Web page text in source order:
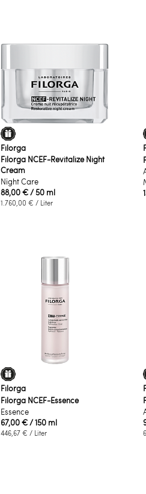
Filorga
Filorga NCEF-Revitalize Night
Cream
Night Care
88,00 €/ 50 ml
1.760,00 € / Liter
Filorga
Filorga NCEF-Essence
Essence
67,00 €/ 150 ml
446,67 € / Liter